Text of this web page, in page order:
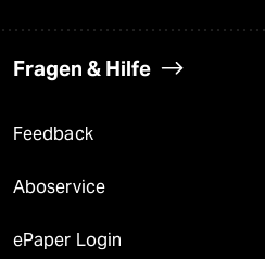
Fragen & Hilfe
Feedback
Aboservice
ePaper Login